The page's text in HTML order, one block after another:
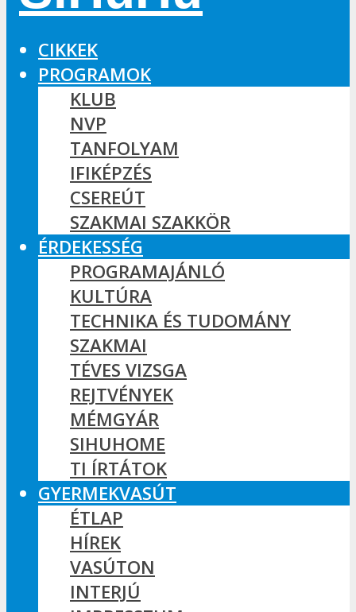
CIKKEK
PROGRAMOK
KLUB
NVP
TANFOLYAM
IFIKÉPZÉS
CSEREÚT
SZAKMAI SZAKKÖR
ÉRDEKESSÉG
PROGRAMAJÁNLÓ
KULTÚRA
TECHNIKA ÉS TUDOMÁNY
SZAKMAI
TÉVES VIZSGA
REJTVÉNYEK
MÉMGYÁR
SIHUHOME
TI ÍRTÁTOK
GYERMEKVASÚT
ÉTLAP
HÍREK
VASÚTON
INTERJÚ